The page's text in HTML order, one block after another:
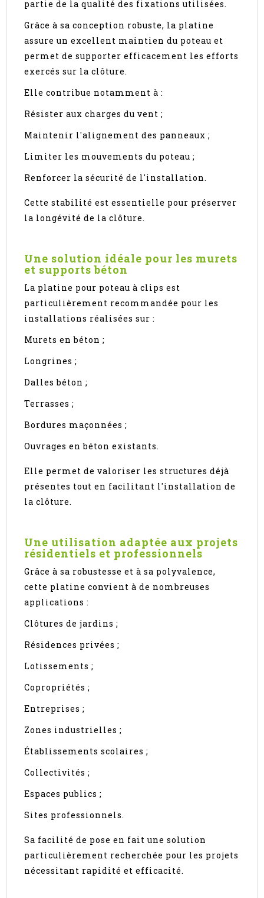
partie de la qualité des fixations utilisées.
Grâce à sa conception robuste, la platine
assure un excellent maintien du poteau et
permet de supporter efficacement les efforts
exercés sur la clôture.
Elle contribue notamment à :
Résister aux charges du vent ;
Maintenir l'alignement des panneaux ;
Limiter les mouvements du poteau ;
Renforcer la sécurité de l'installation.
Cette stabilité est essentielle pour préserver
la longévité de la clôture.
Une solution idéale pour les murets
et supports béton
La platine pour poteau à clips est
particulièrement recommandée pour les
installations réalisées sur :
Murets en béton ;
Longrines ;
Dalles béton ;
Terrasses ;
Bordures maçonnées ;
Ouvrages en béton existants.
Elle permet de valoriser les structures déjà
présentes tout en facilitant l'installation de
la clôture.
Une utilisation adaptée aux projets
résidentiels et professionnels
Grâce à sa robustesse et à sa polyvalence,
cette platine convient à de nombreuses
applications :
Clôtures de jardins ;
Résidences privées ;
Lotissements ;
Copropriétés ;
Entreprises ;
Zones industrielles ;
Établissements scolaires ;
Collectivités ;
Espaces publics ;
Sites professionnels.
Sa facilité de pose en fait une solution
particulièrement recherchée pour les projets
nécessitant rapidité et efficacité.